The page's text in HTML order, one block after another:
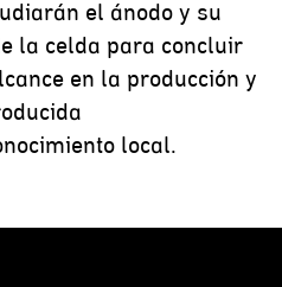
el ánodo y su
la celda para concluir
en la producción y
local.